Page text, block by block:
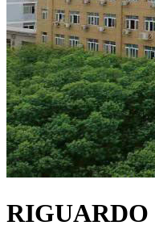
RIGUARDO